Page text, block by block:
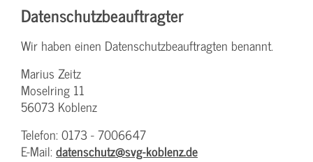
Datenschutz­beauftragter
Wir haben einen Datenschutzbeauftragten benannt.
Marius Zeitz
Moselring 11
56073 Koblenz
Telefon: 0173 - 7006647
E-Mail: datenschutz@svg-koblenz.de